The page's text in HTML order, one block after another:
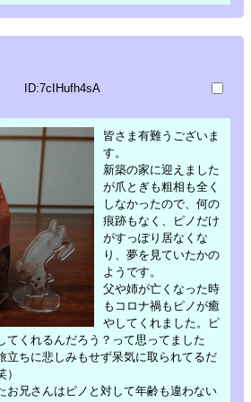
ID:7cIHufh4sA
皆さま有難うございま
す。
新築の家に迎えました
が爪とぎも粗相も全く
しなかったので、何の
痕跡もなく、ピノだけ
がすっぽり居なくな
り、夢を見ていたかの
ようです。
父や姉が亡くなった時
もコロナ禍もピノが癒
やしてくれました。ピ
てくれるんだろう？って思ってました
立ちに悲しみもせず呆気に取られてるだ
お兄さんはピノと対して年齢も違わない